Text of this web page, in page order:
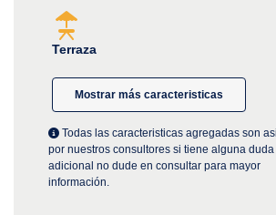
Terraza
Mostrar más caracteristicas
Todas las caracteristicas agregadas son
por nuestros consultores si tiene alguna duda
adicional no dude en consultar para mayor
información.